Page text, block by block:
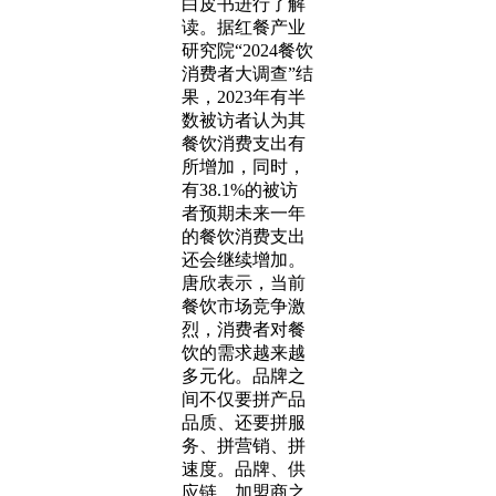
白皮书进行了解
读。据红餐产业
研究院“2024餐饮
消费者大调查”结
果，2023年有半
数被访者认为其
餐饮消费支出有
所增加，同时，
有38.1%的被访
者预期未来一年
的餐饮消费支出
还会继续增加。
唐欣表示，当前
餐饮市场竞争激
烈，消费者对餐
饮的需求越来越
多元化。品牌之
间不仅要拼产品
品质、还要拼服
务、拼营销、拼
速度。品牌、供
应链、加盟商之